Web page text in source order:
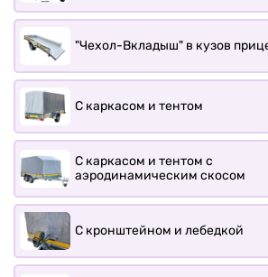
Хоз. товары
Тюнинг
Получить
Статьи
"Чехол-Вкладыш" в кузов
С каркасом и тентом
С каркасом и тентом с
аэродинамическим скосом
С кронштейном и лебедкой